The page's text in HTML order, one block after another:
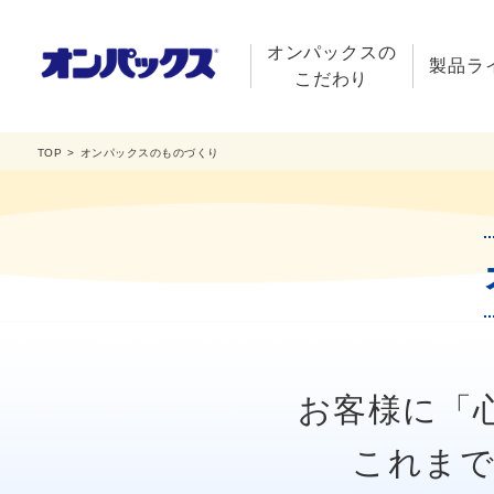
オンパックスの
こだわり
製品ラ
TOP オンパックスのものづくり
お客様に「
これま